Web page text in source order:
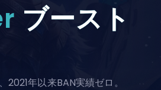
ブースト
年以来BAN実績ゼロ。